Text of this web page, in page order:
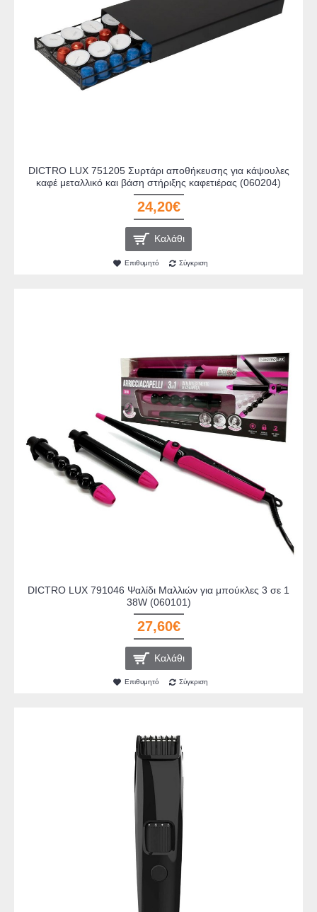
DICTRO LUX 751205 Συρτάρι αποθήκευσης για κάψουλες
καφέ μεταλλικό και βάση στήριξης καφετιέρας (060204)
24,20€
Καλάθι
Επιθυμητό Σύγκριση
DICTRO LUX 791046 Ψαλίδι Μαλλιών για μπούκλες 3 σε 1
38W (060101)
27,60€
Καλάθι
Επιθυμητό Σύγκριση